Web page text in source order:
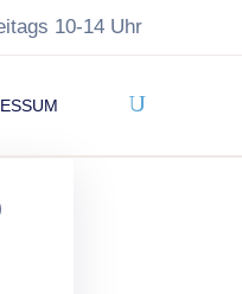
10-14 Uhr